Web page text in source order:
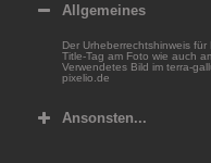
Allgemeines
Der Urheberrechtshinweis
Title-Tag am Foto wie auch
Verwendetes Bild im terra-
pixelio.de
Ansonsten...